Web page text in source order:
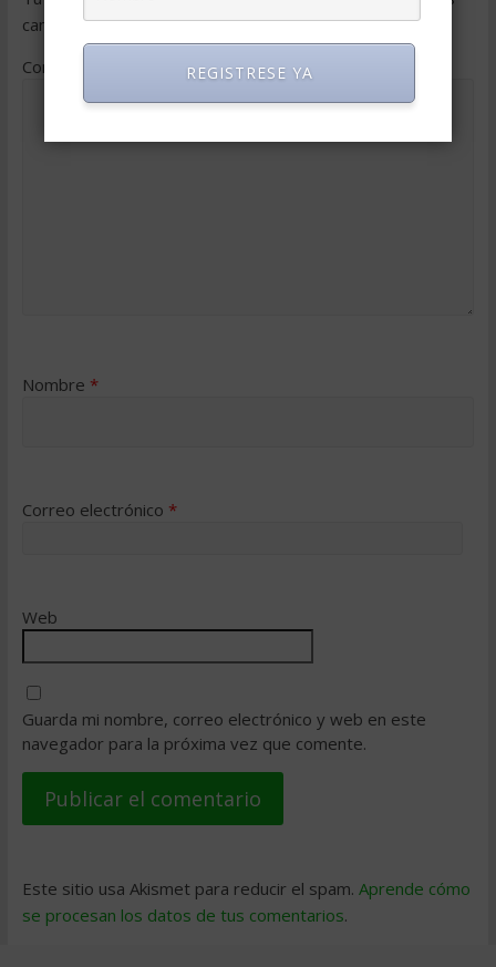
campos obligatorios están marcados con*
Comentario
Nombre *
Correo electrónico *
Web
Guarda mi nombre, correo electrónico y web en este
navegador para la próxima vez que comente.
Este sitio usa Akismet para reducir el spam. Aprende cómo
se procesan los datos de tus comentarios.
REGISTRESE YA